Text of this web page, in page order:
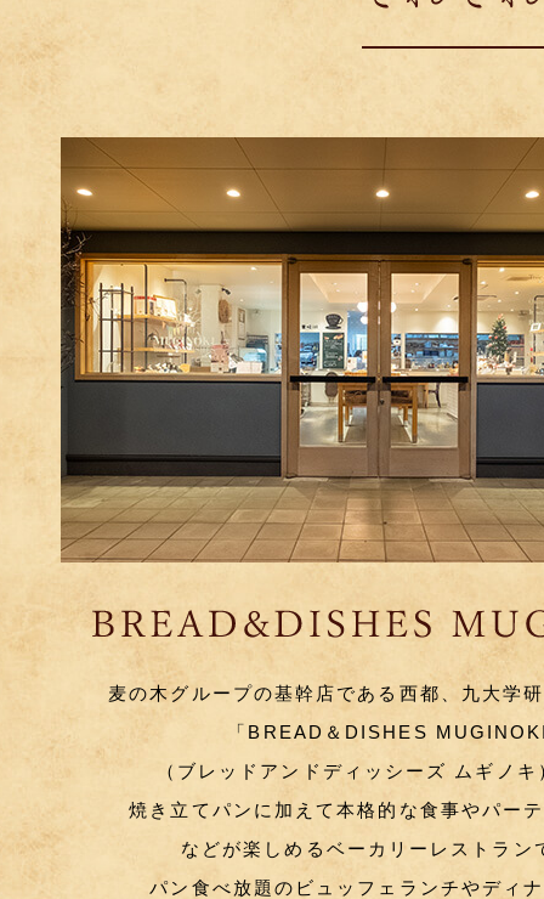
麦の木グループの基幹店である西都、九大学
「BREAD＆DISHES
（ブレッドアンドディッシーズ ムギノ
焼き立てパンに加えて本格的な食事やパー
などが楽しめるベーカリーレストラン
パン食べ放題のビュッフェランチやディ